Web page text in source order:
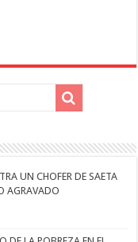
UN CHOFER DE SAETA
AGRAVADO